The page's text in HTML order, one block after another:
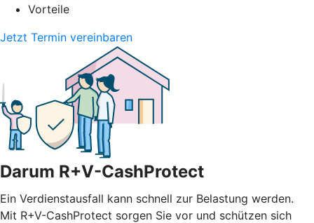
Vorteile
Jetzt Termin vereinbaren
Darum R+V-CashProtect
Ein Verdienstausfall kann schnell zur Belastung werden.
Mit R+V-CashProtect sorgen Sie vor und schützen sich